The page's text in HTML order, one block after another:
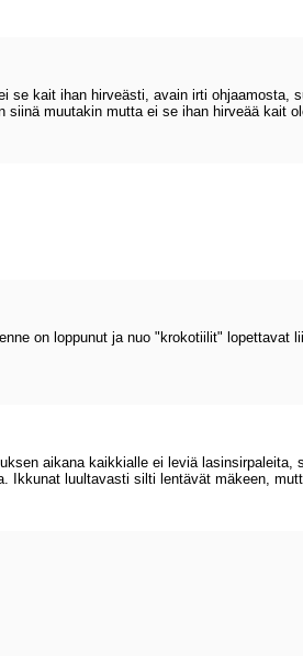
se kait ihan hirveästi, avain irti ohjaamosta,
siinä muutakin mutta ei se ihan hirveää kait
on loppunut ja nuo "krokotiilit" lopettavat
aikana kaikkialle ei leviä lasinsirpaleita,
Ikkunat luultavasti silti lentävät mäkeen,